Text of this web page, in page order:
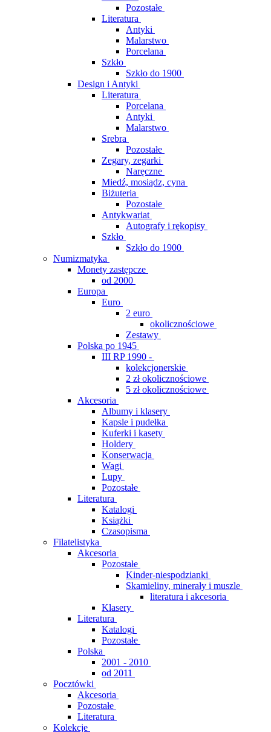
Pozostałe
Literatura
Antyki
Malarstwo
Porcelana
Szkło
Szkło do 1900
Design i Antyki
Literatura
Porcelana
Antyki
Malarstwo
Srebra
Pozostałe
Zegary, zegarki
Naręczne
Miedź, mosiądz, cyna
Biżuteria
Pozostałe
Antykwariat
Autografy i rękopisy
Szkło
Szkło do 1900
Numizmatyka
Monety zastępcze
od 2000
Europa
Euro
2 euro
okolicznościowe
Zestawy
Polska po 1945
III RP 1990 -
kolekcjonerskie
2 zł okolicznościowe
5 zł okolicznościowe
Akcesoria
Albumy i klasery
Kapsle i pudełka
Kuferki i kasety
Holdery
Konserwacja
Wagi
Lupy
Pozostałe
Literatura
Katalogi
Książki
Czasopisma
Filatelistyka
Akcesoria
Pozostałe
Kinder-niespodzianki
Skamieliny, minerały i muszle
literatura i akcesoria
Klasery
Literatura
Katalogi
Pozostałe
Polska
2001 - 2010
od 2011
Pocztówki
Akcesoria
Pozostałe
Literatura
Kolekcje